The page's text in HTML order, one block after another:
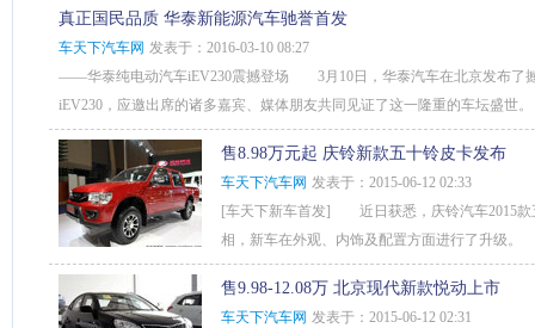
真正国民品质 华泰新能源汽车驰誉首发
车天下汽车网 发表于：2016-03-10 08:27
——华泰纯电动汽车iEV230震撼登场 3月10日，华泰汽车在北京发布了
iEV230，应邀出席的诸多嘉宾、媒体朋友共同见证了这一隆重的车坛盛世。
售8.98万元起 庆铃新款五十铃皮卡发布
车天下汽车网 发表于：2015-06-12 02:33
[车天下新车首发] 近日获悉，庆铃汽车2015款
相，新车在外观、内饰及配置方面进行了升级。
售9.98-12.08万 北京现代新款悦动上市
车天下汽车网 发表于：2015-06-12 02:31